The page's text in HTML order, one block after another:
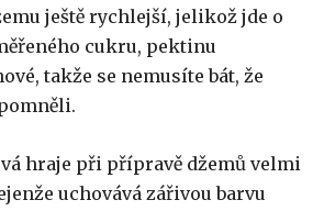
ještě rychlejší, jelikož jde o
cukru, pektinu
takže se nemusíte bát, že
hraje při přípravě džemů velmi
uchovává zářivou barvu